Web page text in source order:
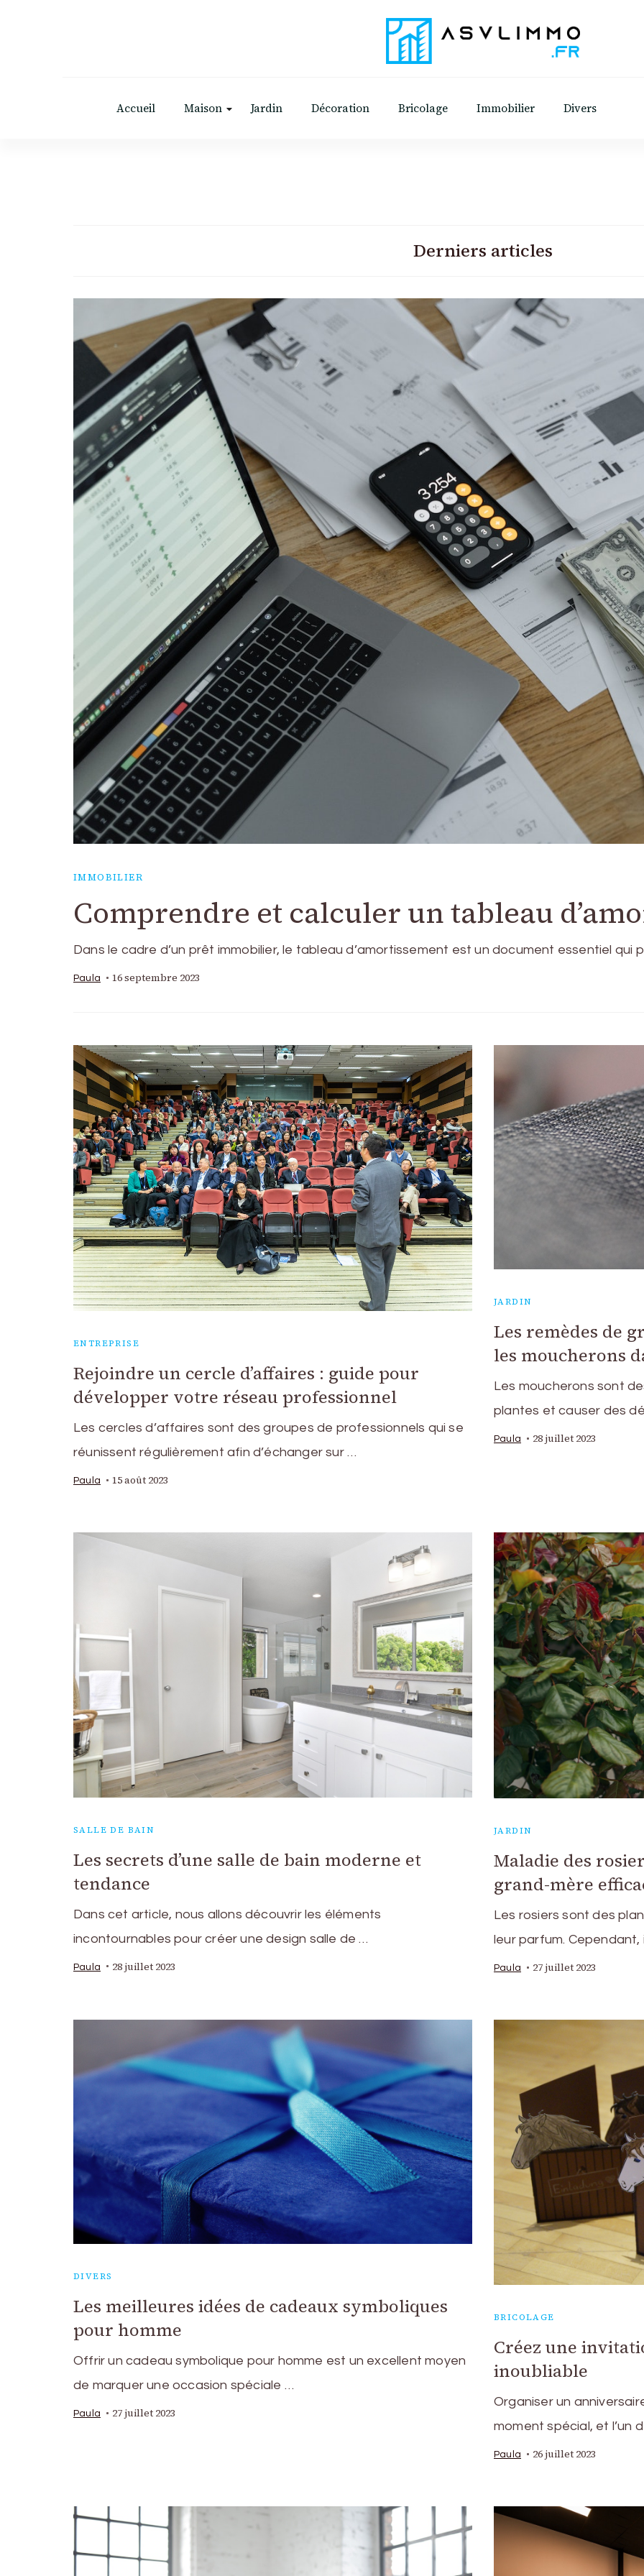
Accueil Maison Jardin Décoration Bricolage Immobilier Divers
Derniers articles
IMMOBILIER
Comprendre et calculer un tableau
Dans le cadre d’un prêt immobilier, le tableau d’amortissement est un document essentiel qui
Paula 16 septembre 2023
ENTREPRISE
Rejoindre un cercle d’affaires : guide pour
développer votre réseau professionnel
Les cercles d’affaires sont des groupes de professionnels qui se
réunissent régulièrement afin d’échanger sur …
Paula 15 août 2023
JARDIN
Les remèdes de
les moucherons
Les moucherons sont
plantes et causer des
Paula 28 juillet 2023
SALLE DE BAIN
Les secrets d’une salle de bain moderne et
tendance
Dans cet article, nous allons découvrir les éléments
incontournables pour créer une design salle de …
Paula 28 juillet 2023
JARDIN
Maladie des
grand-mère
Les rosiers sont des
leur parfum. Cependant,
Paula 27 juillet 2023
DIVERS
Les meilleures idées de cadeaux symboliques
pour homme
Offrir un cadeau symbolique pour homme est un excellent moyen
de marquer une occasion spéciale …
Paula 27 juillet 2023
BRICOLAGE
Créez une
inoubliable
Organiser un
moment spécial, et l’un
Paula 26 juillet 2023